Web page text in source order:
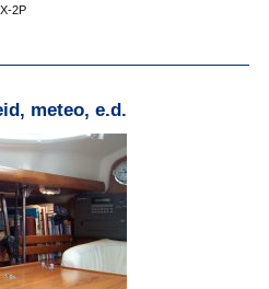
2P
meteo, e.d.